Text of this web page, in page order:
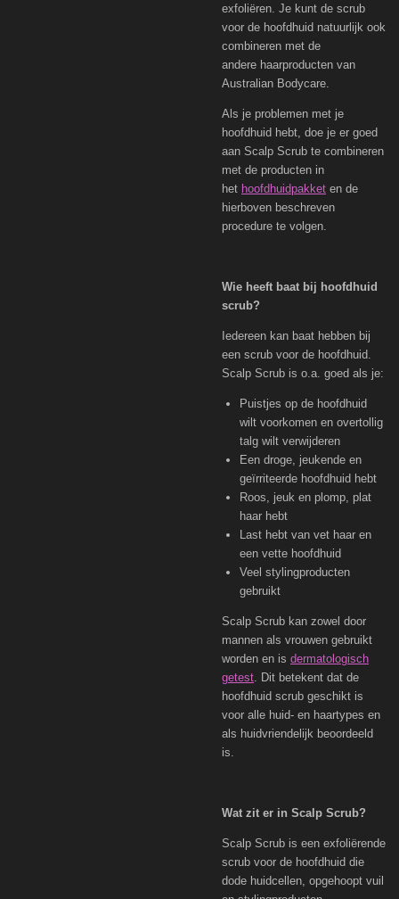
exfoliëren. Je kunt de scrub
voor de hoofdhuid natuurlijk ook
combineren met de
andere haarproducten van
Australian Bodycare.
Als je problemen met je
hoofdhuid hebt, doe je er goed
aan Scalp Scrub te combineren
met de producten in
het hoofdhuidpakket en de
hierboven beschreven
procedure te volgen.
Wie heeft baat bij hoofdhuid
scrub?
Iedereen kan baat hebben bij
een scrub voor de hoofdhuid.
Scalp Scrub is o.a. goed als je:
Puistjes op de hoofdhuid
wilt voorkomen en overtollig
talg wilt verwijderen
Een droge, jeukende en
geïrriteerde hoofdhuid hebt
Roos, jeuk en plomp, plat
haar hebt
Last hebt van vet haar en
een vette hoofdhuid
Veel stylingproducten
gebruikt
Scalp Scrub kan zowel door
mannen als vrouwen gebruikt
worden en is dermatologisch
getest . Dit betekent dat de
hoofdhuid scrub geschikt is
voor alle huid- en haartypes en
als huidvriendelijk beoordeeld
is.
Wat zit er in Scalp Scrub?
Scalp Scrub is een exfoliërende
scrub voor de hoofdhuid die
dode huidcellen, opgehoopt vuil